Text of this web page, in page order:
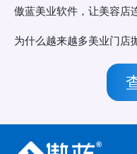
傲蓝美业软件，让美容店
为什么越来越多美业门店